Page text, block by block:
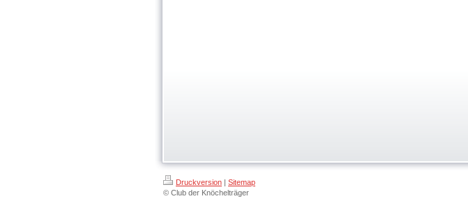
Druckversion | Sitemap
© Club der Knöchelträger